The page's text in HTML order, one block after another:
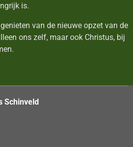
is.
van de nieuwe opzet van de
ons zelf, maar ook Christus, bij
Schinveld